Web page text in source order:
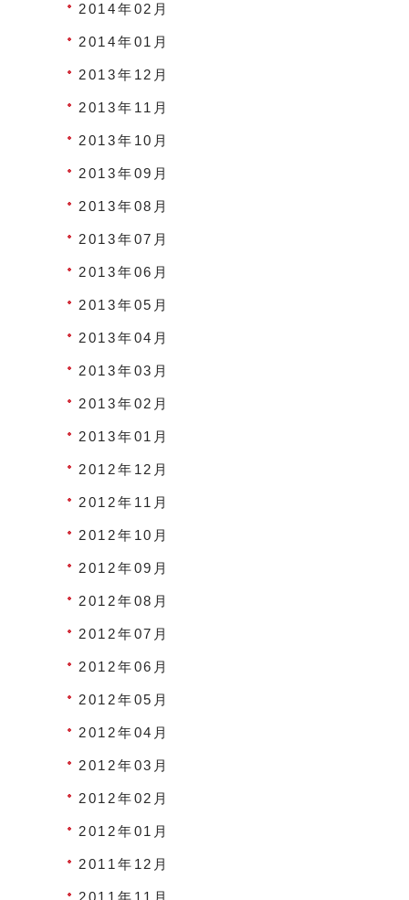
2014年02月
2014年01月
2013年12月
2013年11月
2013年10月
2013年09月
2013年08月
2013年07月
2013年06月
2013年05月
2013年04月
2013年03月
2013年02月
2013年01月
2012年12月
2012年11月
2012年10月
2012年09月
2012年08月
2012年07月
2012年06月
2012年05月
2012年04月
2012年03月
2012年02月
2012年01月
2011年12月